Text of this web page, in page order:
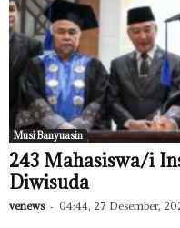
Musi Banyuasin
243 Mahasiswa/i
Diwisuda
venews - 04:44, 27 Desember,